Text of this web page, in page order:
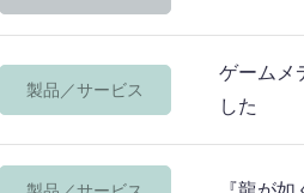
製品／サービス
ゲームメ
した